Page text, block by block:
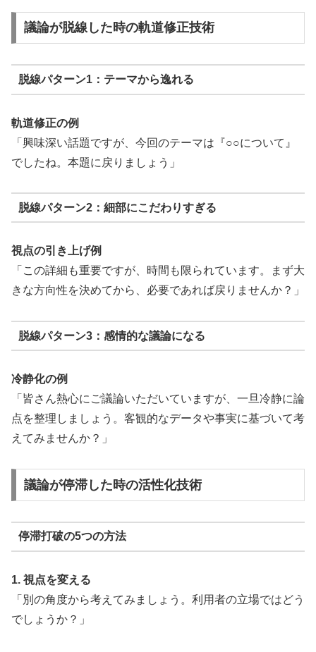
議論が脱線した時の軌道修正技術
脱線パターン1：テーマから逸れる
軌道修正の例
「興味深い話題ですが、今回のテーマは『○○について』
でしたね。本題に戻りましょう」
脱線パターン2：細部にこだわりすぎる
視点の引き上げ例
「この詳細も重要ですが、時間も限られています。まず大
きな方向性を決めてから、必要であれば戻りませんか？」
脱線パターン3：感情的な議論になる
冷静化の例
「皆さん熱心にご議論いただいていますが、一旦冷静に論
点を整理しましょう。客観的なデータや事実に基づいて考
えてみませんか？」
議論が停滞した時の活性化技術
停滞打破の5つの方法
1. 視点を変える
「別の角度から考えてみましょう。利用者の立場ではどう
でしょうか？」